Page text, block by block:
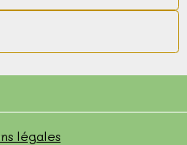
légales